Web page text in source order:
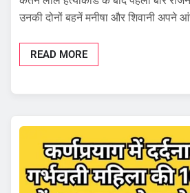
उनकी दोनों बहनें मनीषा और शिवानी अपने
READ MORE